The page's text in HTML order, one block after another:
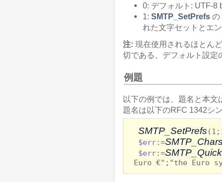
0: デフォルト: UTF-8
1: SMTP_SetPrefs の
れた文字セットとエ
注: 現在使用されるほとん
切である、デフォルト設定
例題
以下の例では、題名と本
題名は以下のRFC 1342シ
SMTP_SetPrefs
$err:=
$err:=
Euro €";"the Euro